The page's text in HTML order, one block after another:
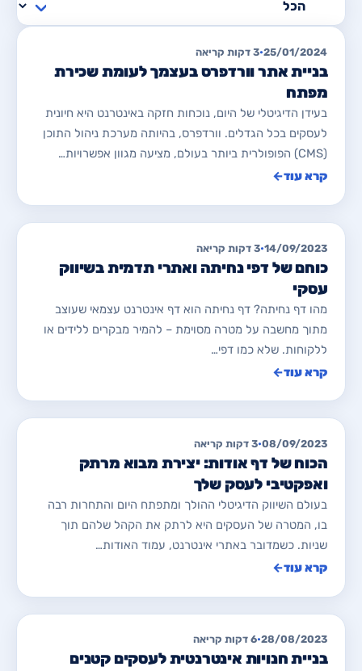
מאמרים לבניית/ שדרוג אתרים
25/01/2024
•3 דקות קריאה
בניית אתר וורדפרס בעצמך לעומת שכירת
מפתח
בעידן הדיגיטלי של היום, נוכחות חזקה באינטרנט היא חיונית
לעסקים בכל הגדלים. וורדפרס, בהיותה מערכת ניהול התוכן
(CMS) הפופולרית ביותר בעולם, מציעה מגוון אפשרויות…
קרא עוד←
מאמרים לבניית/ שדרוג אתרים
14/09/2023
•3 דקות קריאה
כוחם של דפי נחיתה ואתרי תדמית בשיווק
עסקי
מהו דף נחיתה? דף נחיתה הוא דף אינטרנט עצמאי שעוצב
מתוך מחשבה על מטרה מסוימת – להמיר מבקרים ללידים או
ללקוחות. שלא כמו דפי…
קרא עוד←
מאמרים לבניית/ שדרוג אתרים
08/09/2023
•3 דקות קריאה
הכוח של דף אודות: יצירת מבוא מרתק
ואפקטיבי לעסק שלך
בעולם השיווק הדיגיטלי ההולך ומתפתח היום והתחרות רבה
בו, המטרה של העסקים היא לרתק את הקהל שלהם תוך
שניות. כשמדובר באתרי אינטרנט, עמוד האודות…
קרא עוד←
מאמרים לבניית/ שדרוג אתרים
28/08/2023
•6 דקות קריאה
בניית חנויות אינטרנטית לעסקים קטנים